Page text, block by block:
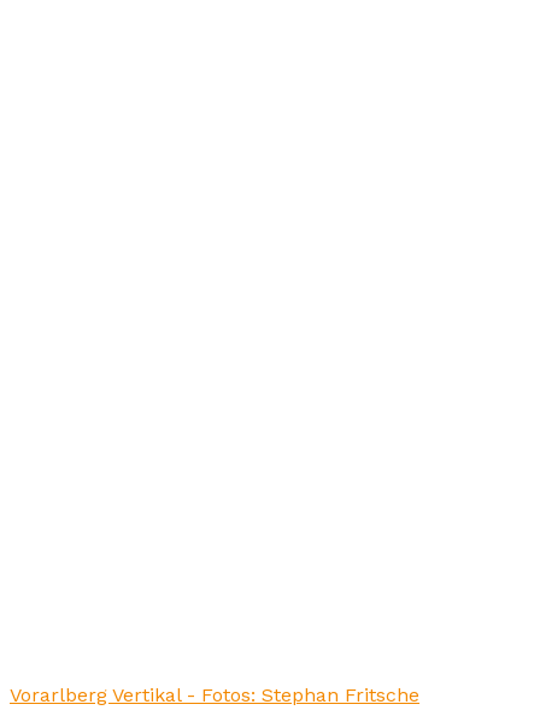
Vorarlberg Vertikal - Fotos: Stephan Fritsche